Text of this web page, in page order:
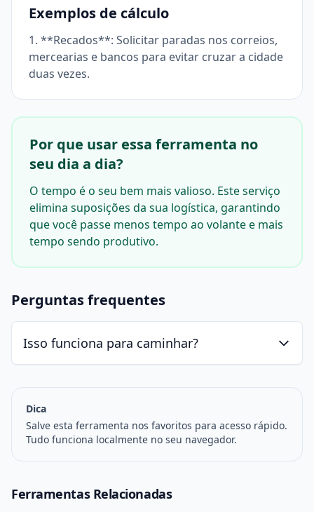
Exemplos de cálculo
1. **Recados**: Solicitar paradas nos correios,
mercearias e bancos para evitar cruzar a cidade
duas vezes.
Por que usar essa ferramenta no
seu dia a dia?
O tempo é o seu bem mais valioso. Este serviço
elimina suposições da sua logística, garantindo
que você passe menos tempo ao volante e mais
tempo sendo produtivo.
Perguntas frequentes
Isso funciona para caminhar?
Dica
Salve esta ferramenta nos favoritos para acesso rápido.
Tudo funciona localmente no seu navegador.
Ferramentas Relacionadas